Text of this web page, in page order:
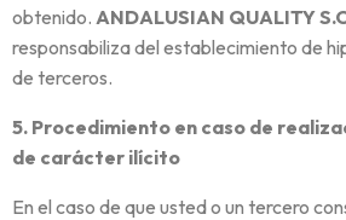
obtenido. ANDALUSIAN QUALITY
responsabiliza del establecimiento de
de terceros.
5. Procedimiento en caso de
de carácter ilícito
En el caso de que usted o un tercero